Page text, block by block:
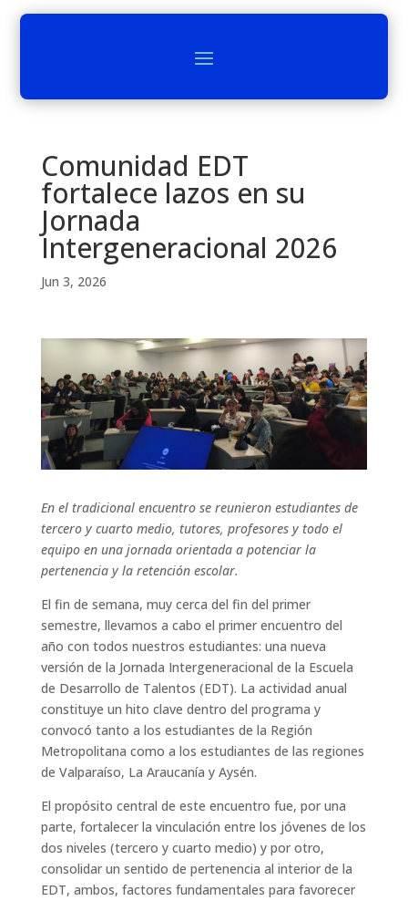
Comunidad EDT
fortalece lazos en su
Jornada
Intergeneracional 2026
Jun 3, 2026
En el tradicional encuentro se reunieron estudiantes de
tercero y cuarto medio, tutores, profesores y todo el
equipo en una jornada orientada a potenciar la
pertenencia y la retención escolar.
El fin de semana, muy cerca del fin del primer
semestre, llevamos a cabo el primer encuentro del
año con todos nuestros estudiantes: una nueva
versión de la Jornada Intergeneracional de la Escuela
de Desarrollo de Talentos (EDT). La actividad anual
constituye un hito clave dentro del programa y
convocó tanto a los estudiantes de la Región
Metropolitana como a los estudiantes de las regiones
de Valparaíso, La Araucanía y Aysén.
El propósito central de este encuentro fue, por una
parte, fortalecer la vinculación entre los jóvenes de los
dos niveles (tercero y cuarto medio) y por otro,
consolidar un sentido de pertenencia al interior de la
EDT, ambos, factores fundamentales para favorecer